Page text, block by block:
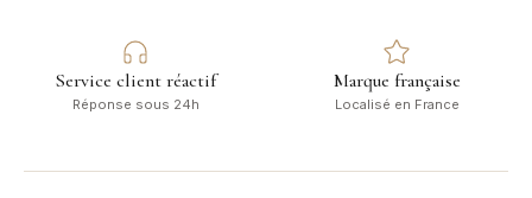
Service client réactif
Réponse sous 24h
Marque française
Localisé en France